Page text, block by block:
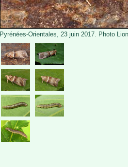
Pyrénées-Orientales, 23 juin 2017. Photo